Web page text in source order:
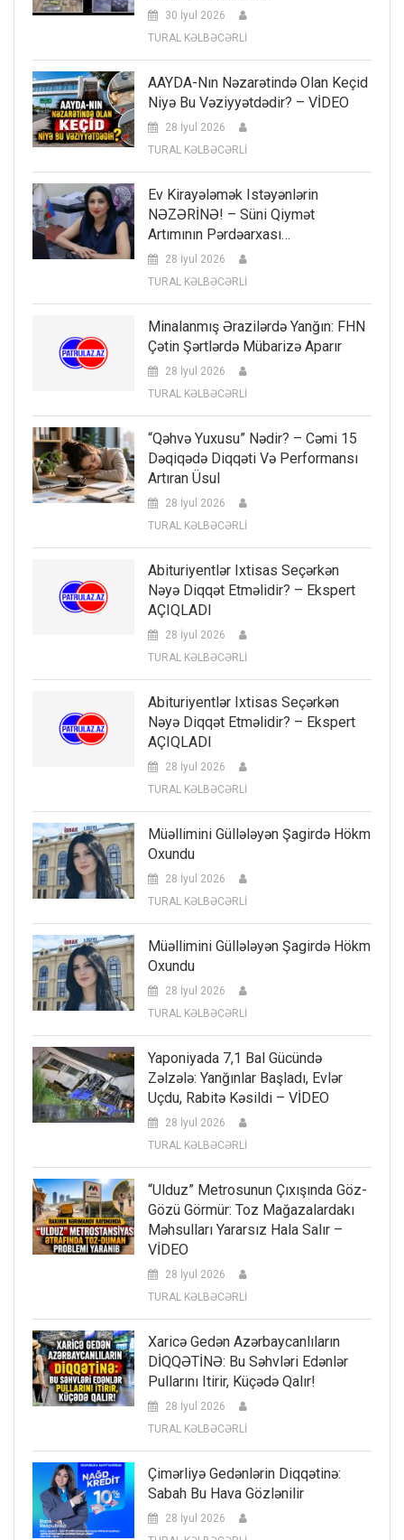
30 İyul 2026
TURAL KƏLBƏCƏRLİ
AAYDA-Nın Nəzarətində Olan Keçid
Niyə Bu Vəziyyətdədir? – VİDEO
28 İyul 2026
TURAL KƏLBƏCƏRLİ
Ev Kirayələmək Istəyənlərin
NƏZƏRİNƏ! – Süni Qiymət
Artımının Pərdəarxası…
28 İyul 2026
TURAL KƏLBƏCƏRLİ
Minalanmış Ərazilərdə Yanğın: FHN
Çətin Şərtlərdə Mübarizə Aparır
28 İyul 2026
TURAL KƏLBƏCƏRLİ
“Qəhvə Yuxusu” Nədir? – Cəmi 15
Dəqiqədə Diqqəti Və Performansı
Artıran Üsul
28 İyul 2026
TURAL KƏLBƏCƏRLİ
Abituriyentlər Ixtisas Seçərkən
Nəyə Diqqət Etməlidir? – Ekspert
AÇIQLADI
28 İyul 2026
TURAL KƏLBƏCƏRLİ
Abituriyentlər Ixtisas Seçərkən
Nəyə Diqqət Etməlidir? – Ekspert
AÇIQLADI
28 İyul 2026
TURAL KƏLBƏCƏRLİ
Müəllimini Güllələyən Şagirdə Hökm
Oxundu
28 İyul 2026
TURAL KƏLBƏCƏRLİ
Müəllimini Güllələyən Şagirdə Hökm
Oxundu
28 İyul 2026
TURAL KƏLBƏCƏRLİ
Yaponiyada 7,1 Bal Gücündə
Zəlzələ: Yanğınlar Başladı, Evlər
Uçdu, Rabitə Kəsildi – VİDEO
28 İyul 2026
TURAL KƏLBƏCƏRLİ
“Ulduz” Metrosunun Çıxışında Göz-
Gözü Görmür: Toz Mağazalardakı
Məhsulları Yararsız Hala Salır –
VİDEO
28 İyul 2026
TURAL KƏLBƏCƏRLİ
Xaricə Gedən Azərbaycanlıların
DİQQƏTİNƏ: Bu Səhvləri Edənlər
Pullarını Itirir, Küçədə Qalır!
28 İyul 2026
TURAL KƏLBƏCƏRLİ
Çimərliyə Gedənlərin Diqqətinə:
Sabah Bu Hava Gözlənilir
28 İyul 2026